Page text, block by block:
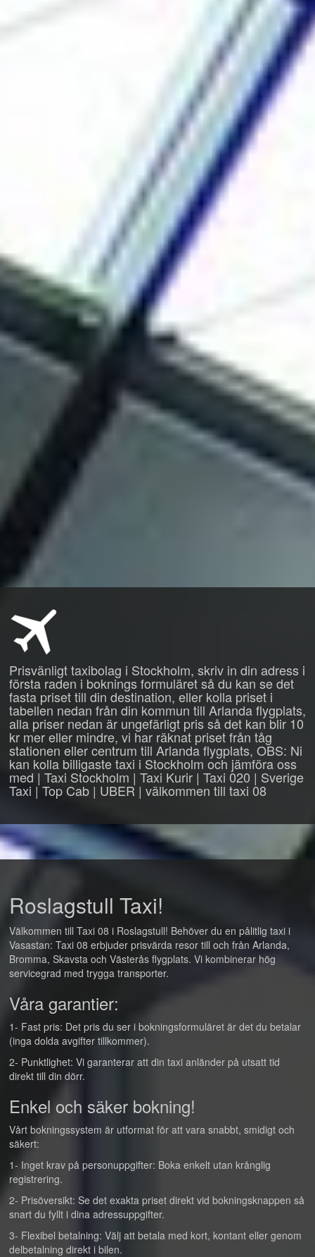
Prisvänligt taxibolag i Stockholm, skriv in din adress i
första raden i boknings formuläret så du kan se det
fasta priset till din destination, eller kolla priset i
tabellen nedan från din kommun till Arlanda flygplats,
alla priser nedan är ungefärligt pris så det kan blir 10
kr mer eller mindre, vi har räknat priset från tåg
stationen eller centrum till Arlanda flygplats, OBS: Ni
kan kolla billigaste taxi i Stockholm och jämföra oss
med | Taxi Stockholm | Taxi Kurir | Taxi 020 | Sverige
Taxi | Top Cab | UBER | välkommen till taxi 08
Roslagstull Taxi!
Välkommen till Taxi 08 i Roslagstull! Behöver du en pålitlig taxi i
Vasastan: Taxi 08 erbjuder prisvärda resor till och från Arlanda,
Bromma, Skavsta och Västerås flygplats. Vi kombinerar hög
servicegrad med trygga transporter.
Våra garantier:
1- Fast pris: Det pris du ser i bokningsformuläret är det du betalar
(inga dolda avgifter tillkommer).
2- Punktlighet: Vi garanterar att din taxi anländer på utsatt tid
direkt till din dörr.
Enkel och säker bokning!
Vårt bokningssystem är utformat för att vara snabbt, smidigt och
säkert:
1- Inget krav på personuppgifter: Boka enkelt utan krånglig
registrering.
2- Prisöversikt: Se det exakta priset direkt vid bokningsknappen så
snart du fyllt i dina adressuppgifter.
3- Flexibel betalning: Välj att betala med kort, kontant eller genom
delbetalning direkt i bilen.